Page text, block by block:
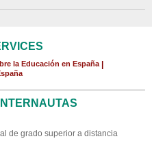
la Educación en España
de grado superior a distancia